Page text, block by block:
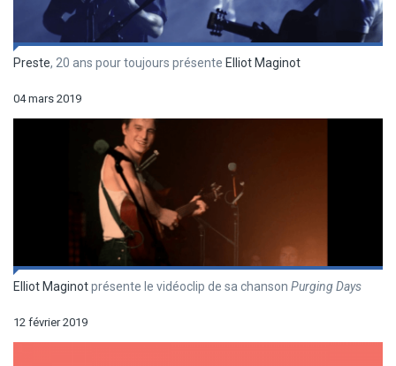
Preste, 20 ans pour toujours présente Elliot Maginot
04 mars 2019
Elliot Maginotprésente le vidéoclip de sa chanson Purging Days
12 février 2019